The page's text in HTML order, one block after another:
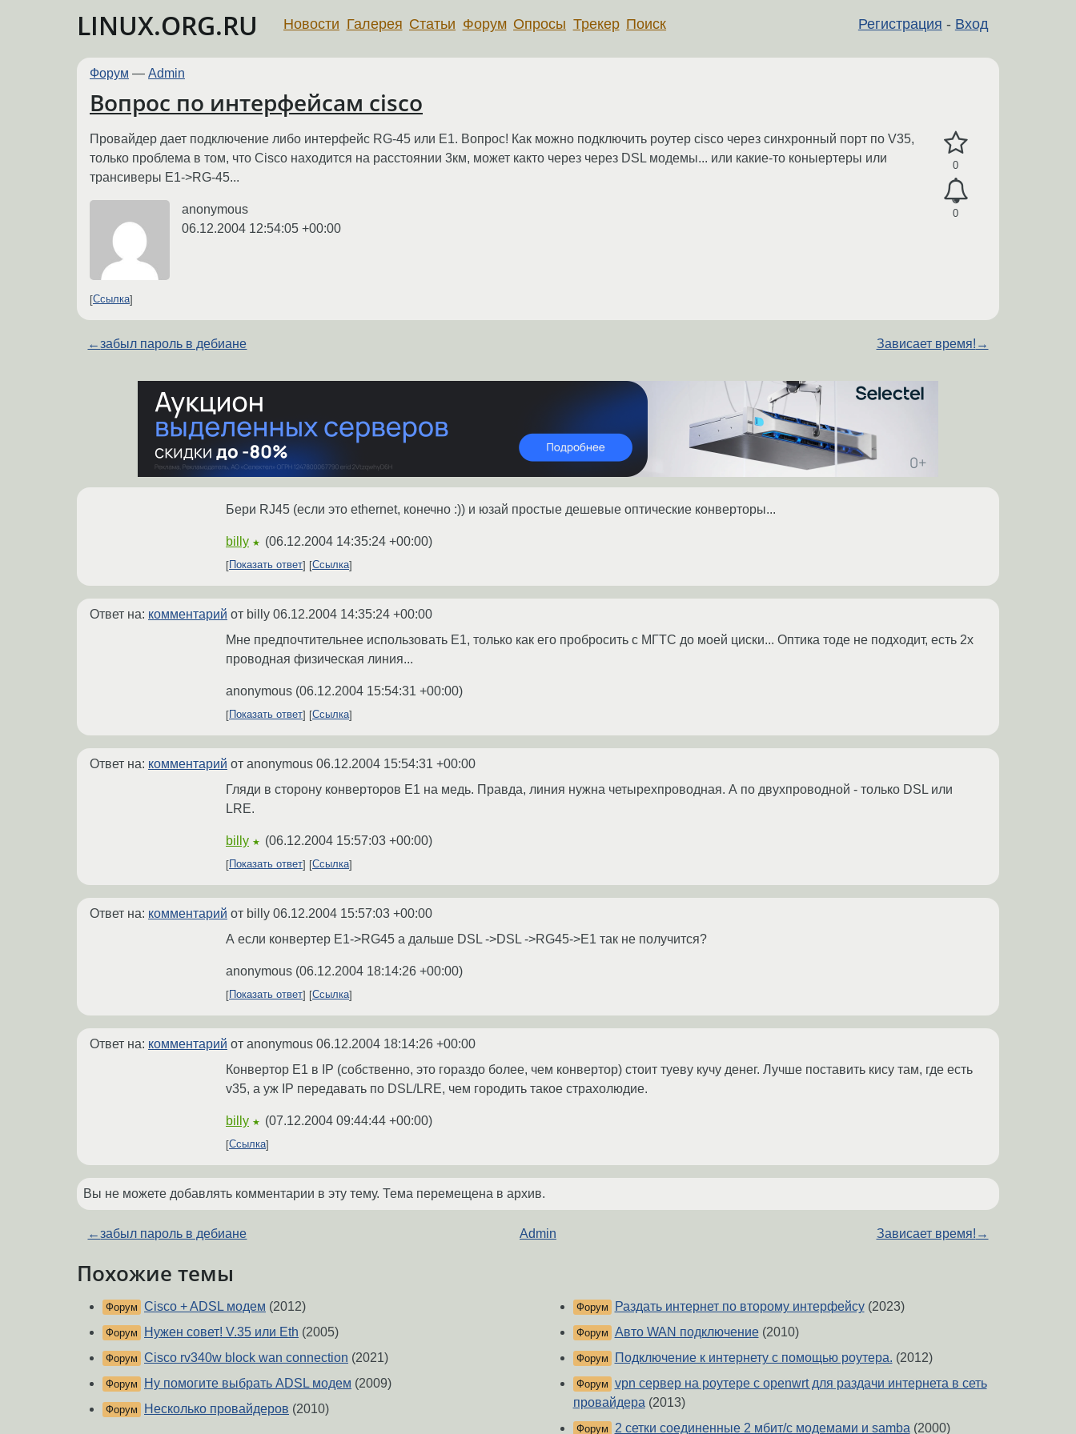
LINUX.ORG.RU Регистрация - Вход
Новости Галерея Статьи Форум Опросы Трекер Поиск
Форум — Admin
Вопрос по интерфейсам cisco
0
0
Провайдер дает подключение либо интерфейс RG-45 или E1. Вопрос! Как можно подключить роутер cisco через синхронный порт по V35,
только проблема в том, что Cisco находится на расстоянии 3км, может както через через DSL модемы... или какие-то коныертеры или
трансиверы Е1->RG-45...
anonymous
06.12.2004 12:54:05 +00:00
Ссылка
←забыл пароль в дебиане Зависает время! →
Бери RJ45 (если это ethernet, конечно :)) и юзай простые дешевые оптические конверторы...
billy ★ (06.12.2004 14:35:24 +00:00)
Показать ответ Ссылка
Ответ на: комментарий от billy 06.12.2004 14:35:24 +00:00
Мне предпочтительнее использовать E1, только как его пробросить с МГТС до моей циски... Оптика тоде не подходит, есть 2х
проводная физическая линия...
anonymous (06.12.2004 15:54:31 +00:00)
Показать ответ Ссылка
Ответ на: комментарий от anonymous 06.12.2004 15:54:31 +00:00
Гляди в сторону конверторов Е1 на медь. Правда, линия нужна четырехпроводная. А по двухпроводной - только DSL или
LRE.
billy ★ (06.12.2004 15:57:03 +00:00)
Показать ответ Ссылка
Ответ на: комментарий от billy 06.12.2004 15:57:03 +00:00
А если конвертер E1->RG45 а дальше DSL ->DSL ->RG45->E1 так не получится?
anonymous (06.12.2004 18:14:26 +00:00)
Показать ответ Ссылка
Ответ на: комментарий от anonymous 06.12.2004 18:14:26 +00:00
Конвертор E1 в IP (собственно, это гораздо более, чем конвертор) стоит туеву кучу денег. Лучше поставить кису там, где есть
v35, а уж IP передавать по DSL/LRE, чем городить такое страхолюдие.
billy ★ (07.12.2004 09:44:44 +00:00)
Ссылка
Вы не можете добавлять комментарии в эту тему. Тема перемещена в архив.
←забыл пароль в дебиане Admin Зависает время! →
Похожие темы
Форум Cisco + ADSL модем (2012)
Форум Нужен совет! V.35 или Eth (2005)
Форум Cisco rv340w block wan connection (2021)
Форум Ну помогите выбрать ADSL модем (2009)
Форум Несколько провайдеров (2010)
Форум Раздать интернет по второму интерфейсу(2023)
Форум Авто WAN подключение(2010)
Форум Подключение к интернету с помощью роутера. (2012)
Форум vpn сервер на роутере с openwrt для раздачи интернета в сеть
провайдера(2013)
Форум 2 сетки соединенные 2 мбит/с модемами и samba(2000)